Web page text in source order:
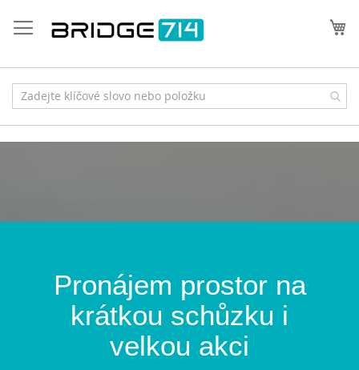
obsah
Pronájem prostor na
krátkou schůzku i
velkou akci